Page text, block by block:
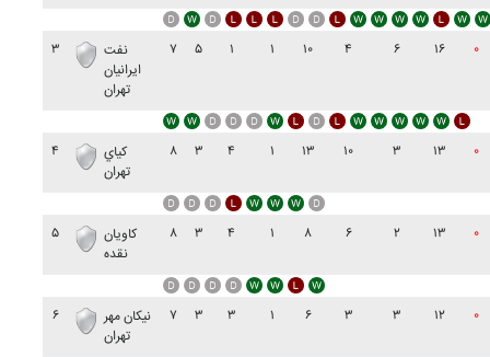
۳
نفت
ايرانيان
تهران
۷ ۵ ۱ ۱ ۱۰ ۴ ۶ ۱۶ ۰
۴
کياي
تهران
۸ ۳ ۴ ۱ ۱۳ ۱۰ ۳ ۱۳ ۰
۵
کاويان
نقده
۸ ۳ ۴ ۱ ۸ ۶ ۲ ۱۳ ۰
۶
نيکان مهر
تهران
۷ ۳ ۳ ۱ ۶ ۳ ۳ ۱۲ ۰